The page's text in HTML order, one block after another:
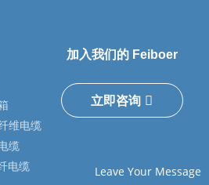
维电缆
缆
电缆
加入我们的 Feiboer
立即咨询
Leave Your Message